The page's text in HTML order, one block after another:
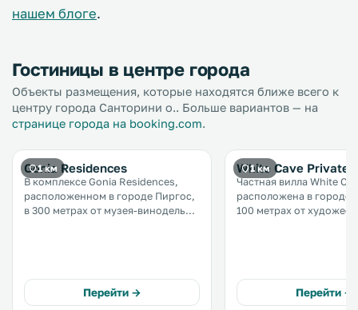
нашем блоге.
Гостиницы в центре города
Объекты размещения, которые находятся ближе всего к
центру города Санторини о.. Больше вариантов — на
странице города на booking.com.
1 км
Gonia Residences
В комплексе Gonia Residences,
расположенном в городе Пиргос,
в 300 метрах от музея-винодельни
бесплатная частная парковка. .
Перейти →
1 км
White Cave Private
Частная вилла White
расположена в городе
100 метрах от
кофемашиной и
Перейти →